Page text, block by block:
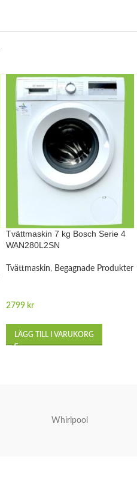
Tvättmaskin 7 kg Bosch Serie 4
WAN280L2SN
Tvättmaskin, Begagnade Produkter
2799 kr
LÄGG TILL I VARUKORG
Whirlpool